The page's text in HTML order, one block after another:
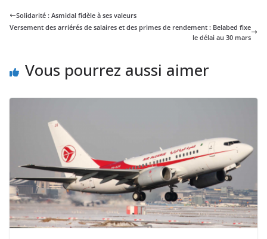
Solidarité : Asmidal fidèle à ses valeurs
Versement des arriérés de salaires et des primes de rendement : Belabed fixe
le délai au 30 mars
Vous pourrez aussi aimer